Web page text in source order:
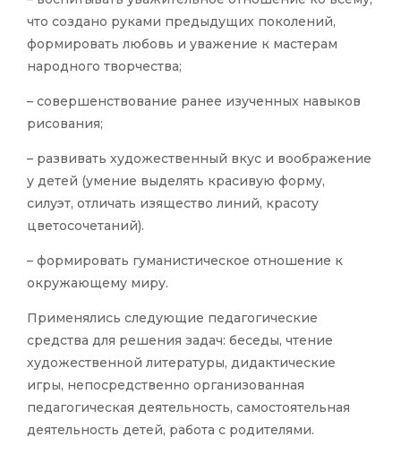
что создано руками предыдущих поколений,
формировать любовь и уважение к мастерам
народного творчества;
– совершенствование ранее изученных навыков
рисования;
– развивать художественный вкус и воображение
у детей (умение выделять красивую форму,
силуэт, отличать изящество линий, красоту
цветосочетаний).
– формировать гуманистическое отношение к
окружающему миру.
Применялись следующие педагогические
средства для решения задач: беседы, чтение
художественной литературы, дидактические
игры, непосредственно организованная
педагогическая деятельность, самостоятельная
деятельность детей, работа с родителями.